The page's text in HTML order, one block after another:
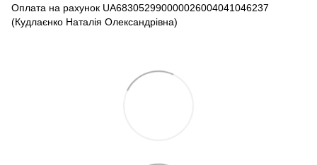
Оплата на рахунок UA683052990000026004041046237
(Кудлаєнко Наталія Олександрівна)